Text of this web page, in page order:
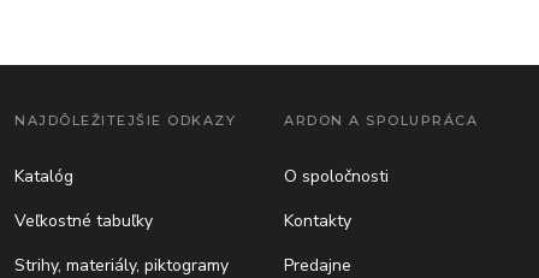
NAJDÔLEŽITEJŠIE ODKAZY
Katalóg
Veľkostné tabuľky
Strihy, materiály, piktogramy
ARDON A SPOLUPRÁCA
O spoločnosti
Kontakty
Predajne